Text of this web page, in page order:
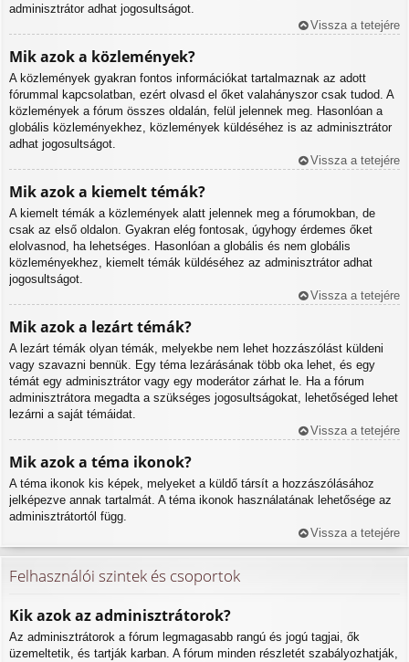
adminisztrátor adhat jogosultságot.
Vissza a tetejére
Mik azok a közlemények?
A közlemények gyakran fontos információkat tartalmaznak az adott
fórummal kapcsolatban, ezért olvasd el őket valahányszor csak tudod. A
közlemények a fórum összes oldalán, felül jelennek meg. Hasonlóan a
globális közleményekhez, közlemények küldéséhez is az adminisztrátor
adhat jogosultságot.
Vissza a tetejére
Mik azok a kiemelt témák?
A kiemelt témák a közlemények alatt jelennek meg a fórumokban, de
csak az első oldalon. Gyakran elég fontosak, úgyhogy érdemes őket
elolvasnod, ha lehetséges. Hasonlóan a globális és nem globális
közleményekhez, kiemelt témák küldéséhez az adminisztrátor adhat
jogosultságot.
Vissza a tetejére
Mik azok a lezárt témák?
A lezárt témák olyan témák, melyekbe nem lehet hozzászólást küldeni
vagy szavazni bennük. Egy téma lezárásának több oka lehet, és egy
témát egy adminisztrátor vagy egy moderátor zárhat le. Ha a fórum
adminisztrátora megadta a szükséges jogosultságokat, lehetőséged lehet
lezárni a saját témáidat.
Vissza a tetejére
Mik azok a téma ikonok?
A téma ikonok kis képek, melyeket a küldő társít a hozzászólásához
jelképezve annak tartalmát. A téma ikonok használatának lehetősége az
adminisztrátortól függ.
Vissza a tetejére
Felhasználói szintek és csoportok
Kik azok az adminisztrátorok?
Az adminisztrátorok a fórum legmagasabb rangú és jogú tagjai, ők
üzemeltetik, és tartják karban. A fórum minden részletét szabályozhatják,